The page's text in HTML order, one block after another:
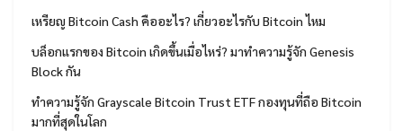
เหรียญ Bitcoin Cash คืออะไร? เกี่ยวอะไรกับ Bitcoin ไหม
บล็อกแรกของ Bitcoin เกิดขึ้นเมื่อไหร่? มาทำความรู้จัก Genesis
Block กัน
ทำความรู้จัก Grayscale Bitcoin Trust ETF กองทุนที่ถือ Bitcoin
มากที่สุดในโลก